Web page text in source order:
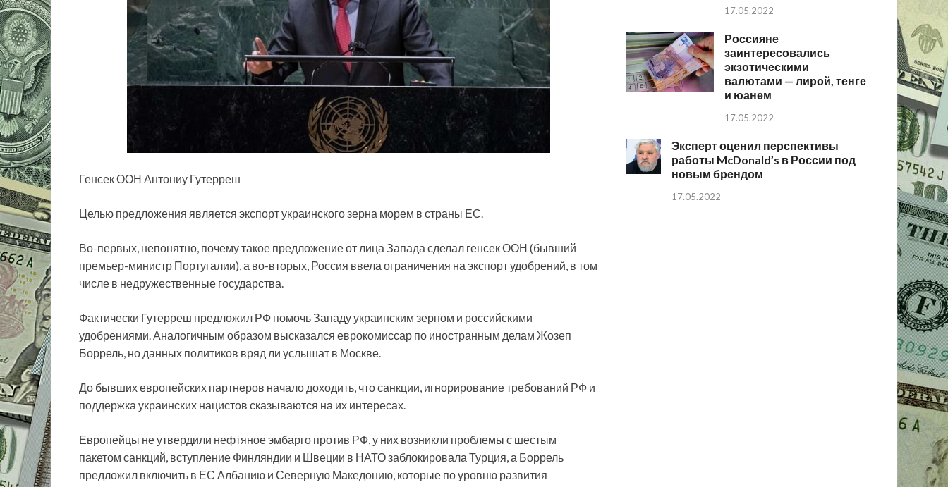
Генсек ООН Антониу Гутерреш
Целью предложения является экспорт украинского зерна морем в страны ЕС.
Во-первых, непонятно, почему такое предложение от лица Запада сделал генсек ООН (бывший
премьер-министр Португалии), а во-вторых, Россия ввела ограничения на экспорт удобрений, в том
числе в недружественные государства.
Фактически Гутерреш предложил РФ помочь Западу украинским зерном и российскими
удобрениями. Аналогичным образом высказался еврокомиссар по иностранным делам Жозеп
Боррель, но данных политиков вряд ли услышат в Москве.
До бывших европейских партнеров начало доходить, что санкции, игнорирование требований РФ и
поддержка украинских нацистов сказываются на их интересах.
Европейцы не утвердили нефтяное эмбарго против РФ, у них возникли проблемы с шестым
пакетом санкций, вступление Финляндии и Швеции в НАТО заблокировала Турция, а Боррель
предложил включить в ЕС Албанию и Северную Македонию, которые по уровню развития
17.05.2022
Россияне
заинтересовались
экзотическими
валютами — лирой, тенге
и юанем
17.05.2022
Эксперт оценил перспективы
работы McDonald’s в России под
новым брендом
17.05.2022